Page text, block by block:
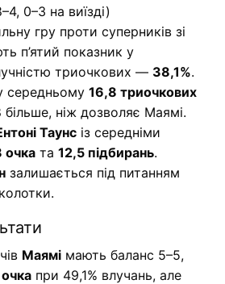
0–3 на виїзді)
гру проти суперників зі
п’ятий показник у
триочкових — 38,1%.
середньому 16,8 триочкових
ніж дозволяє Маямі.
Таунс із середніми
очка та 12,5 підбирань.
залишається під питанням
Маямі мають баланс 5–5,
при 49,1% влучань, але